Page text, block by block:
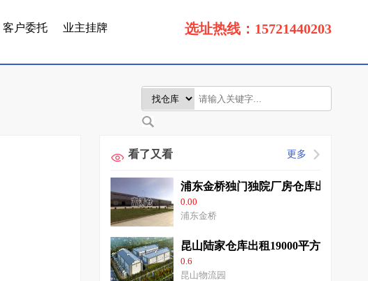
客户委托 业主挂牌 选址热线：15721440203
看了又看 更多
浦东金桥独门独院厂房仓库出租2万平
0.00
浦东金桥
昆山陆家仓库出租19000平方消防丙
0.6
昆山物流园